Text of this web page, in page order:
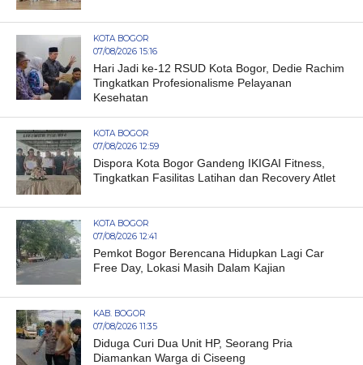
KOTA BOGOR
07/08/2026 15:16
Hari Jadi ke-12 RSUD Kota Bogor, Dedie Rachim
Tingkatkan Profesionalisme Pelayanan
Kesehatan
KOTA BOGOR
07/08/2026 12:59
Dispora Kota Bogor Gandeng IKIGAI Fitness,
Tingkatkan Fasilitas Latihan dan Recovery Atlet
KOTA BOGOR
07/08/2026 12:41
Pemkot Bogor Berencana Hidupkan Lagi Car
Free Day, Lokasi Masih Dalam Kajian
KAB. BOGOR
07/08/2026 11:35
Diduga Curi Dua Unit HP, Seorang Pria
Diamankan Warga di Ciseeng